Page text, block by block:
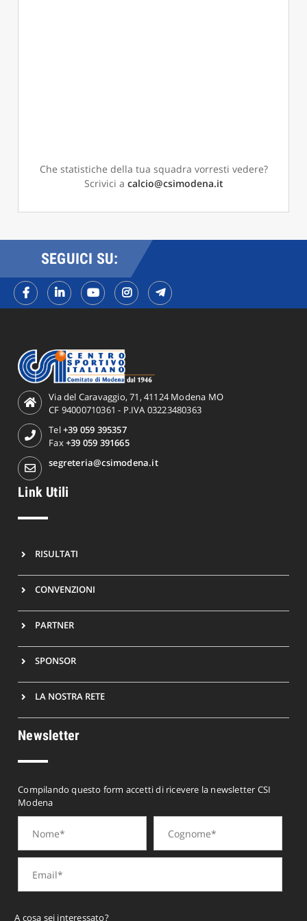
Che statistiche della tua squadra vorresti vedere?
Scrivici a calcio@csimodena.it
SEGUICI SU:
Via del Caravaggio, 71, 41124 Modena MO
CF 94000710361 - P.IVA 03223480363
Tel+39 059 395357
Fax+39 059 391665
segreteria@csimodena.it
Link Utili
RISULTATI
CONVENZIONI
PARTNER
SPONSOR
LA NOSTRA RETE
Newsletter
Compilando questo form accetti di ricevere la newsletter CSI
Modena
A cosa sei interessato?